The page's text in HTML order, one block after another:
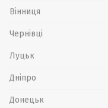
Вінниця
Чернівці
Луцьк
Дніпро
Донецьк